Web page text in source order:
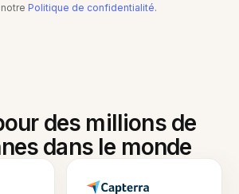
Politique de confidentialité.
des millions de
dans le monde